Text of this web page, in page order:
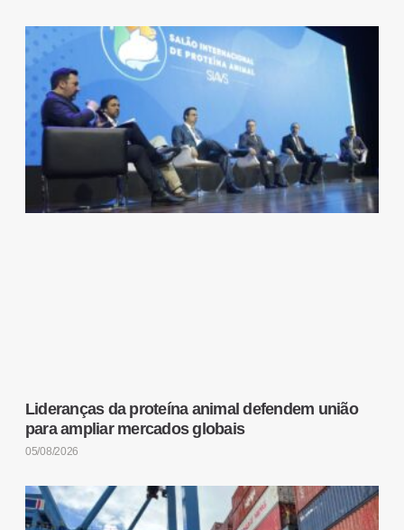
Lideranças da proteína animal defendem união
para ampliar mercados globais
05/08/2026